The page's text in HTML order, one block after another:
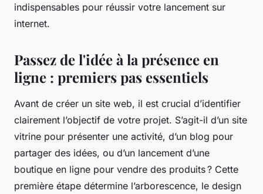
indispensables pour réussir votre lancement sur
internet.
Passez de l'idée à la présence en
ligne : premiers pas essentiels
Avant de créer un site web, il est crucial d’identifier
clairement l’objectif de votre projet. S’agit-il d’un site
vitrine pour présenter une activité, d’un blog pour
partager des idées, ou d’un lancement d’une
boutique en ligne pour vendre des produits ? Cette
première étape détermine l’arborescence, le design